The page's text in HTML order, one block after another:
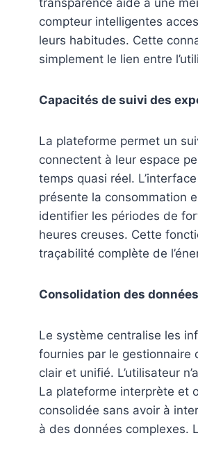
transparence aide à une
compteur intelligentes
leurs habitudes. Cette
simplement le lien entre
Capacités de suivi des
La plateforme permet un
connectent à leur espace
temps quasi réel.
présente la consommation
identifier les périodes de
heures creuses. Cette
traçabilité complète de
Consolidation des
Le système centralise les
fournies par le gestionnaire
clair et unifié. L’utilisateur
La plateforme interprète et
consolidée sans avoir à
à des données complexes.